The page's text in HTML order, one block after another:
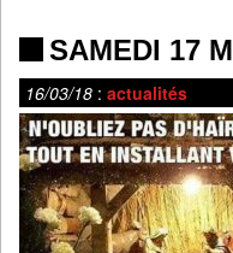
SAMEDI 17
16/03/18 : actualités